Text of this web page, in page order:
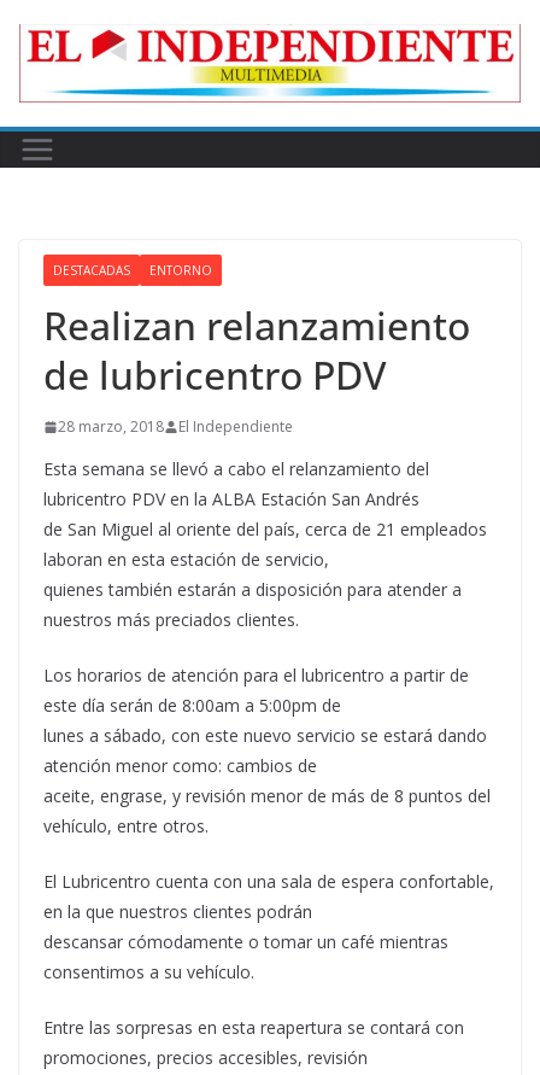
DESTACADAS ENTORNO
Realizan relanzamiento
de lubricentro PDV
28 marzo, 2018 El Independiente
Esta semana se llevó a cabo el relanzamiento del
lubricentro PDV en la ALBA Estación San Andrés
de San Miguel al oriente del país, cerca de 21 empleados
laboran en esta estación de servicio,
quienes también estarán a disposición para atender a
nuestros más preciados clientes.
Los horarios de atención para el lubricentro a partir de
este día serán de 8:00am a 5:00pm de
lunes a sábado, con este nuevo servicio se estará dando
atención menor como: cambios de
aceite, engrase, y revisión menor de más de 8 puntos del
vehículo, entre otros.
El Lubricentro cuenta con una sala de espera confortable,
en la que nuestros clientes podrán
descansar cómodamente o tomar un café mientras
consentimos a su vehículo.
Entre las sorpresas en esta reapertura se contará con
promociones, precios accesibles, revisión